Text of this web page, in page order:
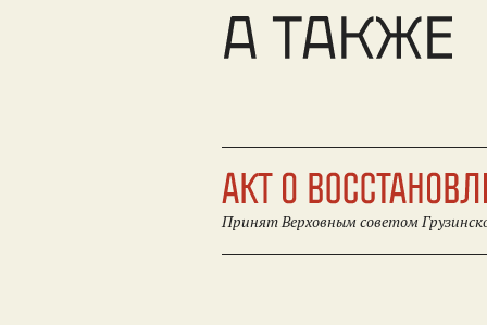
Принят Верховным советом